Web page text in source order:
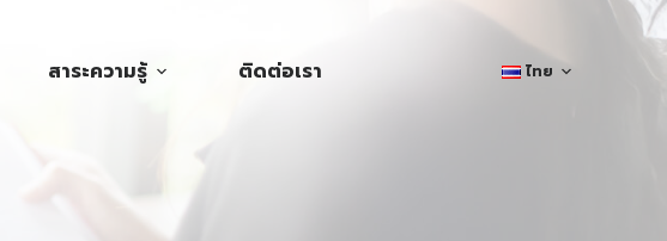
สาระความรู้ ติดต่อเรา ไทย